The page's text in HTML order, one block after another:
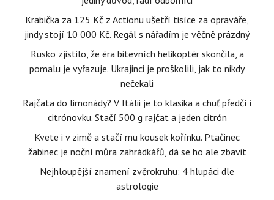
Krabička za 125 Kč z Actionu ušetří tisíce za opraváře,
jindy stojí 10 000 Kč. Regál s nářadím je věčně prázdný
Rusko zjistilo, že éra bitevních helikoptér skončila, a
pomalu je vyřazuje. Ukrajinci je proškolili, jak to nikdy
nečekali
Rajčata do limonády? V Itálii je to klasika a chuť předčí i
citrónovku. Stačí 500 g rajčat a jeden citrón
Kvete i v zimě a stačí mu kousek kořínku. Ptačinec
žabinec je noční můra zahrádkářů, dá se ho ale zbavit
Nejhloupější znamení zvěrokruhu: 4 hlupáci dle
astrologie